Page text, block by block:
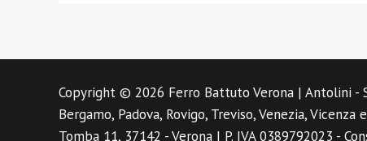
Copyright © 2026 Ferro Battuto Verona | Antolini -
Bergamo, Padova, Rovigo, Treviso, Venezia,
Tomba 11, 37142 - Verona | P. IVA 0389792023 -